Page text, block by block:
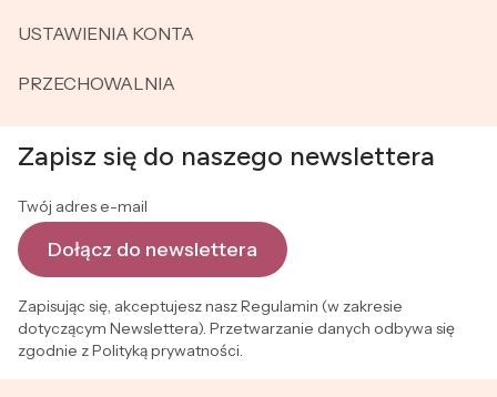
USTAWIENIA KONTA
PRZECHOWALNIA
Zapisz się do naszego newslettera
Twój adres e-mail
Dołącz do newslettera
Zapisując się, akceptujesz nasz Regulamin (w zakresie
dotyczącym Newslettera). Przetwarzanie danych odbywa się
zgodnie z Polityką prywatności.